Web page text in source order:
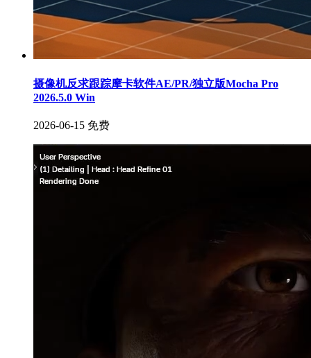
摄像机反求跟踪摩卡软件AE/PR/独立版Mocha Pro
2026.5.0 Win
2026-06-15 免费